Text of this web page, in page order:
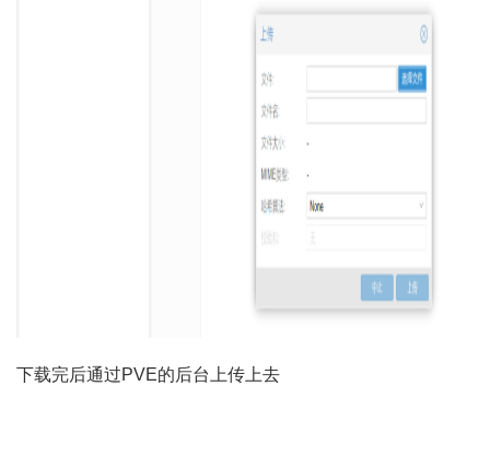
下载完后通过PVE的后台上传上去